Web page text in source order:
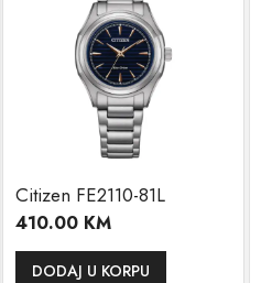
Citizen FE2110-81L
410.00 KM
DODAJ U KORPU